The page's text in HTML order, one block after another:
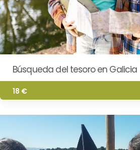
Búsqueda del tesoro en Galicia
18 €